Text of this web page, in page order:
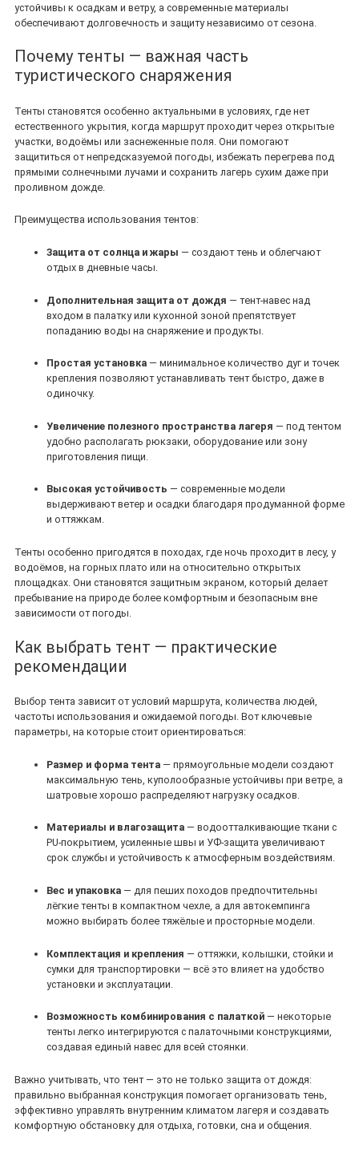
устойчивы к осадкам и ветру, а современные материалы
обеспечивают долговечность и защиту независимо от сезона.
Почему тенты — важная часть
туристического снаряжения
Тенты становятся особенно актуальными в условиях, где нет
естественного укрытия, когда маршрут проходит через открытые
участки, водоёмы или заснеженные поля. Они помогают
защититься от непредсказуемой погоды, избежать перегрева под
прямыми солнечными лучами и сохранить лагерь сухим даже при
проливном дожде.
Преимущества использования тентов:
Защита от солнца и жары — создают тень и облегчают
отдых в дневные часы.
Дополнительная защита от дождя — тент‑навес над
входом в палатку или кухонной зоной препятствует
попаданию воды на снаряжение и продукты.
Простая установка — минимальное количество дуг и точек
крепления позволяют устанавливать тент быстро, даже в
одиночку.
Увеличение полезного пространства лагеря — под тентом
удобно располагать рюкзаки, оборудование или зону
приготовления пищи.
Высокая устойчивость — современные модели
выдерживают ветер и осадки благодаря продуманной форме
и оттяжкам.
Тенты особенно пригодятся в походах, где ночь проходит в лесу, у
водоёмов, на горных плато или на относительно открытых
площадках. Они становятся защитным экраном, который делает
пребывание на природе более комфортным и безопасным вне
зависимости от погоды.
Как выбрать тент — практические
рекомендации
Выбор тента зависит от условий маршрута, количества людей,
частоты использования и ожидаемой погоды. Вот ключевые
параметры, на которые стоит ориентироваться:
Размер и форма тента — прямоугольные модели создают
максимальную тень, куполообразные устойчивы при ветре, а
шатровые хорошо распределяют нагрузку осадков.
Материалы и влагозащита — водоотталкивающие ткани с
PU‑покрытием, усиленные швы и УФ‑защита увеличивают
срок службы и устойчивость к атмосферным воздействиям.
Вес и упаковка — для пеших походов предпочтительны
лёгкие тенты в компактном чехле, а для автокемпинга
можно выбирать более тяжёлые и просторные модели.
Комплектация и крепления — оттяжки, колышки, стойки и
сумки для транспортировки — всё это влияет на удобство
установки и эксплуатации.
Возможность комбинирования с палаткой — некоторые
тенты легко интегрируются с палаточными конструкциями,
создавая единый навес для всей стоянки.
Важно учитывать, что тент — это не только защита от дождя:
правильно выбранная конструкция помогает организовать тень,
эффективно управлять внутренним климатом лагеря и создавать
комфортную обстановку для отдыха, готовки, сна и общения.